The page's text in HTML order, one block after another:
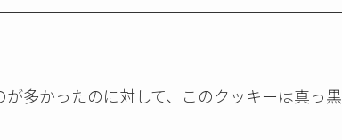
多かったのに対して、このクッキーは真っ黒